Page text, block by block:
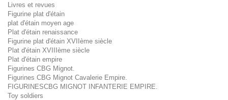
Livres et revues
Figurine plat d'étain
plat d'étain moyen age
Plat d'étain renaissance
Figurine plat d'étain XVIIème siècle
Plat d'étain XVIIIème siècle
Plat d'étain empire
Figurines CBG Mignot.
Figurines CBG Mignot Cavalerie Empire.
FIGURINESCBG MIGNOT INFANTERIE EMPIRE.
Toy soldiers